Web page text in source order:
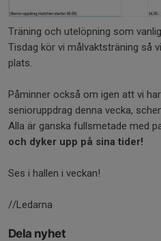
Träning och utelöpning som
Tisdag kör vi målvaktsträning så
plats.
Påminner också om igen att vi
senioruppdrag denna vecka,
Alla är ganska fullsmetade med
och dyker upp på sina tider!
Ses i hallen i veckan!
//Ledarna
Dela nyhet